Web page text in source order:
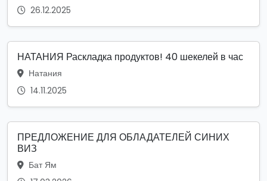
26.12.2025
НАТАНИЯ Раскладка продуктов! 40 шекелей в час
Натания
14.11.2025
ПРЕДЛОЖЕНИЕ ДЛЯ ОБЛАДАТЕЛЕЙ СИНИХ
ВИЗ
Бат Ям